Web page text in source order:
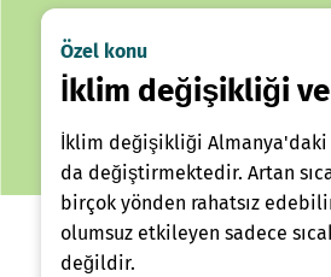
Özel konu
İklim değişikliği ve
İklim değişikliği Almanya'daki
da değiştirmektedir. Artan
birçok yönden rahatsız
olumsuz etkileyen sadece
değildir.